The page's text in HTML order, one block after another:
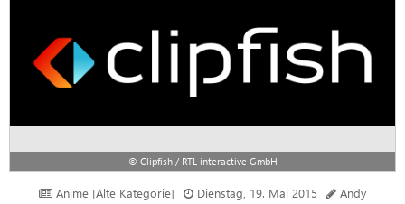
© Clipfish / RTL interactive GmbH
Anime [Alte Kategorie] Dienstag, 19. Mai 2015 Andy